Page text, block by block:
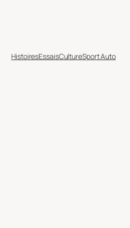
HistoiresEssaisCultureSport Auto